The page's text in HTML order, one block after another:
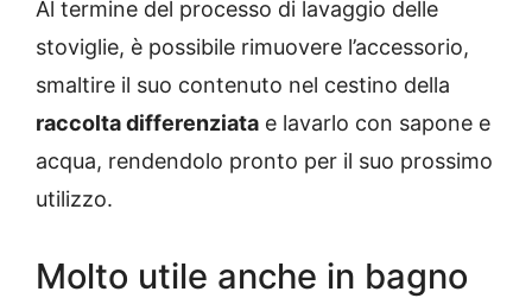
Al termine del processo di lavaggio delle
stoviglie, è possibile rimuovere l’accessorio,
smaltire il suo contenuto nel cestino della
raccolta differenziata e lavarlo con sapone e
acqua, rendendolo pronto per il suo prossimo
utilizzo.
Molto utile anche in bagno